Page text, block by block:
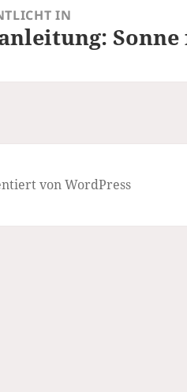
IN
von WordPress